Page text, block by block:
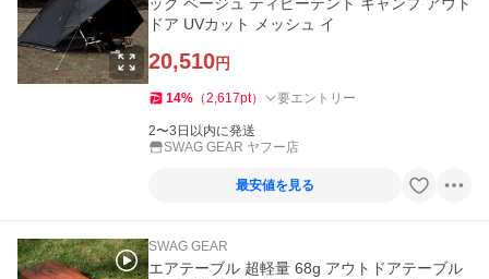
ドア UVカット メッシュ イ
20,510円
14% （2,617pt） 要エントリー
2〜3日以内に発送
SWAG GEAR ヤフー店
最安値を見る
SWAG GEAR
エアテーブル 超軽量 68g アウトドアテーブル